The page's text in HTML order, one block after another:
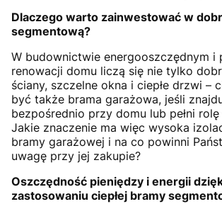
Dlaczego warto zainwestować w
segmentową?
W budownictwie energooszczędnym i
renowacji domu liczą się nie tylko
ściany, szczelne okna i ciepłe drzwi –
być także brama garażowa, jeśli
bezpośrednio przy domu lub pełni
Jakie znaczenie ma więc wysoka
bramy garażowej i na co powinni
uwagę przy jej zakupie?
Oszczędność pieniędzy i energii
zastosowaniu ciepłej bramy